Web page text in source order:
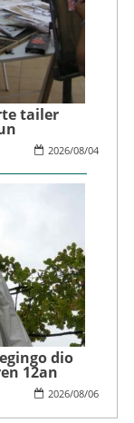
tailer
2026/08/04
dio
12an
2026/08/06